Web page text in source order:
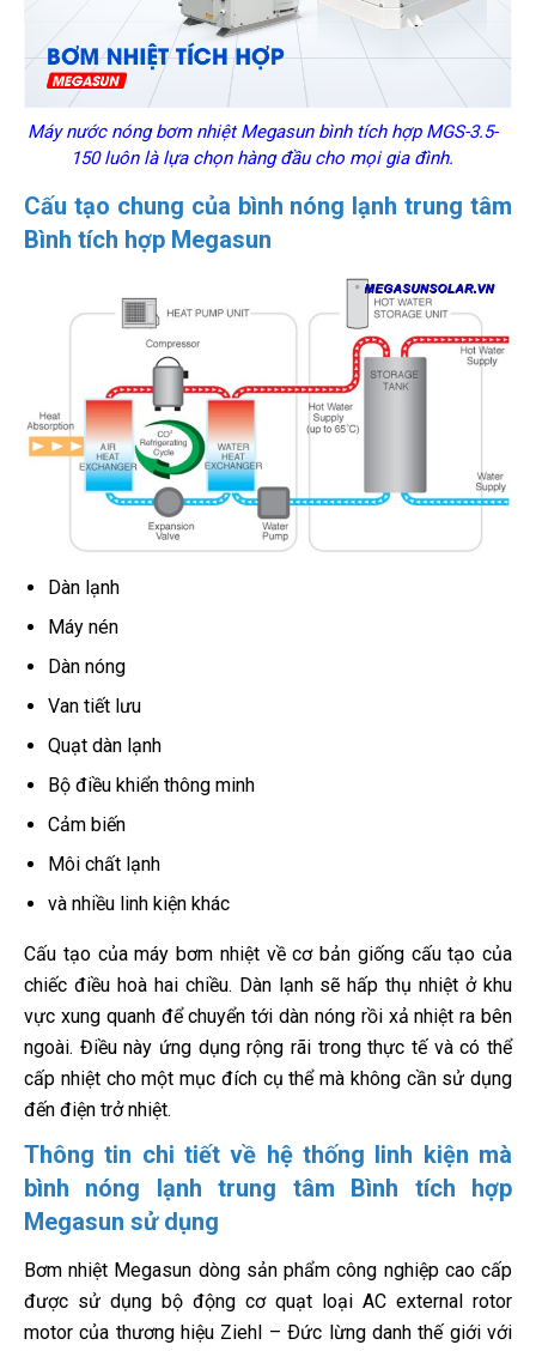
Máy nước nóng bơm nhiệt Megasun bình tích hợp MGS-3.5-
150 luôn là lựa chọn hàng đầu cho mọi gia đình.
Cấu tạo chung của bình nóng lạnh trung tâm
Bình tích hợp Megasun
Dàn lạnh
Máy nén
Dàn nóng
Van tiết lưu
Quạt dàn lạnh
Bộ điều khiển thông minh
Cảm biến
Môi chất lạnh
và nhiều linh kiện khác
Cấu tạo của máy bơm nhiệt về cơ bản giống cấu tạo của
chiếc điều hoà hai chiều. Dàn lạnh sẽ hấp thụ nhiệt ở khu
vực xung quanh để chuyển tới dàn nóng rồi xả nhiệt ra bên
ngoài. Điều này ứng dụng rộng rãi trong thực tế và có thể
cấp nhiệt cho một mục đích cụ thể mà không cần sử dụng
đến điện trở nhiệt.
Thông tin chi tiết về hệ thống linh kiện mà
bình nóng lạnh trung tâm Bình tích hợp
Megasun sử dụng
Bơm nhiệt Megasun dòng sản phẩm công nghiệp cao cấp
được sử dụng bộ động cơ quạt loại AC external rotor
motor của thương hiệu Ziehl – Ðức lừng danh thế giới với